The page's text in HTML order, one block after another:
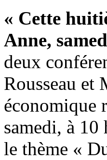
« Cette
Anne,
deux
Rousseau
économique
samedi, à
le thème «